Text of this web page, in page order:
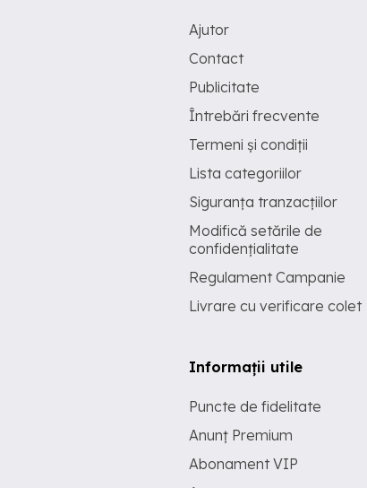
Ajutor
Contact
Publicitate
Întrebări frecvente
Termeni și condiții
Lista categoriilor
Siguranța tranzacțiilor
Modifică setările de
confidențialitate
Regulament Campanie
Livrare cu verificare colet
Informații utile
Puncte de fidelitate
Anunț Premium
Abonament VIP